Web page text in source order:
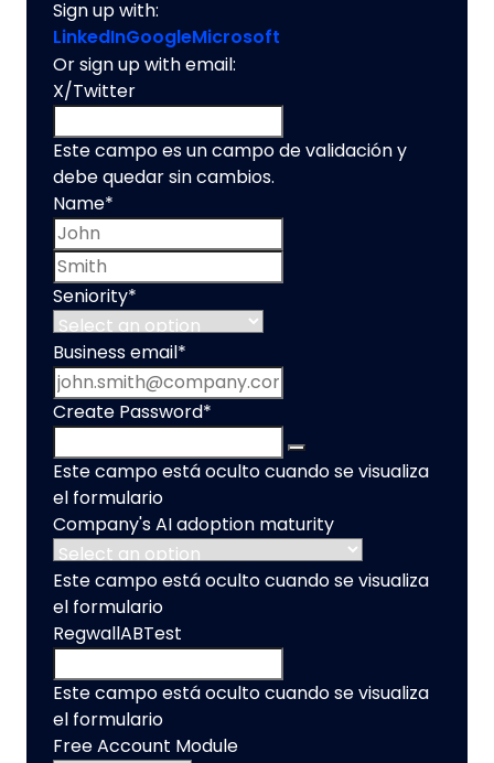
Sign up with:
LinkedInGoogleMicrosoft
Or sign up with email:
X/Twitter
Este campo es un campo de validación y
debe quedar sin cambios.
Name*
Seniority*
Business email *
Create Password*
Este campo está oculto cuando se visualiza
el formulario
Company's AI adoption maturity
Este campo está oculto cuando se visualiza
el formulario
RegwallABTest
Este campo está oculto cuando se visualiza
el formulario
Free Account Module